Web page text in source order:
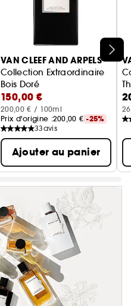
VAN CLEEF AND ARPELS
Collection Extraordinaire
Bois Doré
Eau de Parfum
150,00 €
200,00 € / 100ml
Prix d'origine :200,00 € -25%
33avis
Ajouter au panier